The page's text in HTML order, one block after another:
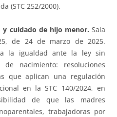
(STC 252/2000).
cuidado de hijo menor. Sala
de 24 de marzo de 2025.
la igualdad ante la ley sin
nacimiento: resoluciones
que aplican una regulación
en la STC 140/2024, en
de que las madres
trabajadoras por